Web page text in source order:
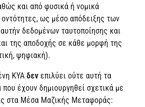
και από φυσικά ή νομικά
ως μέσο απόδειξης των
δεδομένων ταυτοποίησης και
της αποδοχής σε κάθε μορφή της
ψηφιακή).
ΚΥΑ δεν επιλύει ούτε αυτή τα
έχουν δημιουργηθεί σχετικά με
στα Μέσα Μαζικής Μεταφοράς: